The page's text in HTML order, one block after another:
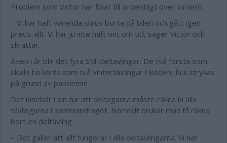
Problem som Victor har fixat till ordentligt över vintern.
– Vi har haft varenda skruv borta på bilen och gått igen
precis allt. Vi har ju inte haft ont om tid, säger Victor och
skrattar.
Även i år blir det fyra SM-deltävlingar. De två första som
skulle ha körts som två vintertävlingar i Boden, fick strykas
på grund av pandemin.
Det innebär i sin tur att deltagarna måste räkna in alla
tävlingarna i sammandraget. Normalt brukar man få räkna
bort en deltävling.
– Det gäller att allt fungerar i alla deltävlingarna. Vi har